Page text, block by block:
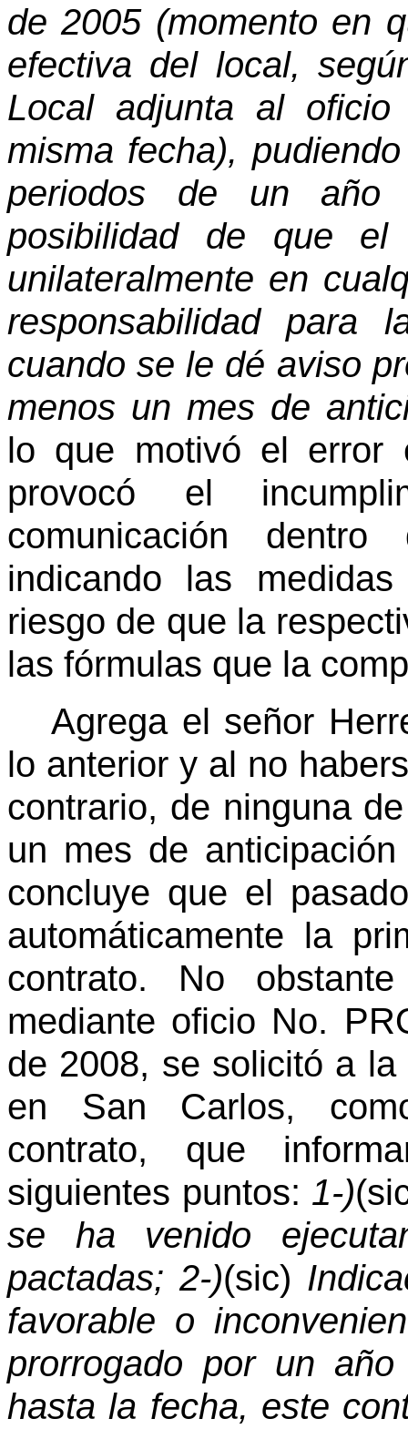
de 2005 (momento en
efectiva del local,
Local adjunta al oficio
misma fecha),
periodos de un
posibilidad de que el
unilateralmente en
responsabilidad para
cuando se le dé aviso
menos un mes de
lo que motivó el error
provocó el
comunicación dentro
indicando las
riesgo de que la
las fórmulas que la
Agrega el señor
lo anterior y al no
contrario, de ninguna
un mes de
concluye que el
automáticamente la
contrato. No
mediante oficio No.
de 2008, se solicitó a
en San Carlos,
contrato, que
siguientes puntos: 1-)
se ha venido
pactadas; 2-)(sic)
favorable o
prorrogado por un
hasta la fecha, este